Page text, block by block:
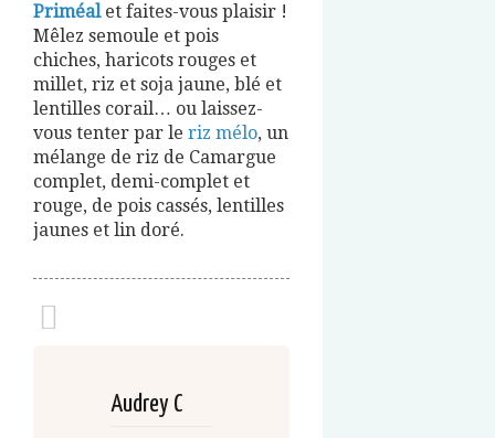
Priméalet faites-vous plaisir !
Mêlez semoule et pois
chiches, haricots rouges et
millet, riz et soja jaune, blé et
lentilles corail… ou laissez-
vous tenter par le riz mélo, un
mélange de riz de Camargue
complet, demi-complet et
rouge, de pois cassés, lentilles
jaunes et lin doré.
Audrey C